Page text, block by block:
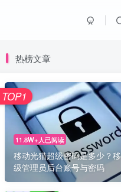
热榜文章
11.8W+人已阅读
移动光猫超级密码是多少？
级管理员后台账号与密码
TOP1